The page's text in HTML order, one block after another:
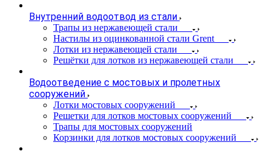
Внутренний водоотвод из стали
Трапы из нержавеющей стали
Настилы из оцинкованной стали Grent
Лотки из нержавеющей стали
Решётки для лотков из нержавеющей стали
Водоотведение с мостовых и пролетных
сооружений
Лотки мостовых сооружений
Решетки для лотков мостовых сооружений
Трапы для мостовых сооружений
Корзинки для лотков мостовых сооружений